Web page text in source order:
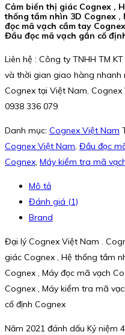
Cảm biến thị giác Cognex ,
thống tầm nhìn 3D Cognex ,
đọc mã vạch cầm tay
Đầu đọc mã vạch gắn cố
Liên hệ : Công ty TNHH TM
và thời gian giao hàng nhanh
Cognex tại Việt Nam.
0938 336 079
Danh mục: Cognex Việt Nam
Cognex Việt Nam, Đầu đọc
Cognex, Máy kiểm tra mã
Mô tả
Đánh giá (1)
Brand
Đại lý Cognex Việt Nam .
giác Cognex , Hệ thống tầm
Cognex , Máy đọc mã vạch
Cognex , Máy kiểm tra mã
cố định Cognex
Năm 2021 đánh dấu Kỷ niệm